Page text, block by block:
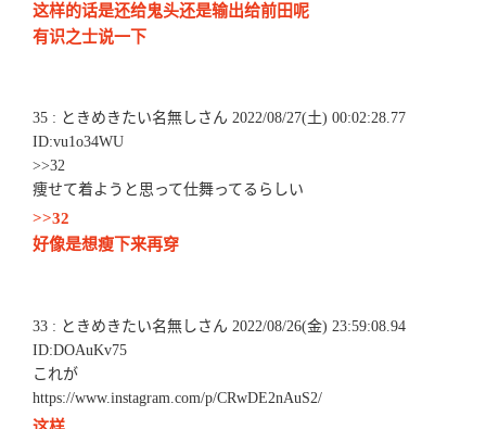
这样的话是还给鬼头还是输出给前田呢
有识之士说一下
35 : ときめきたい名無しさん 2022/08/27(土) 00:02:28.77
ID:vu1o34WU
>>32
痩せて着ようと思って仕舞ってるらしい
>>32
好像是想瘦下来再穿
33 : ときめきたい名無しさん 2022/08/26(金) 23:59:08.94
ID:DOAuKv75
これが
https://www.instagram.com/p/CRwDE2nAuS2/